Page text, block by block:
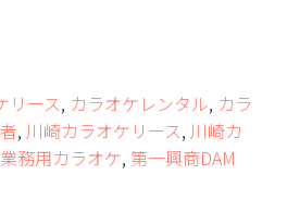
リース, カラオケレンタル, カラ
, 川崎カラオケリース, 川崎カ
業務用カラオケ, 第一興商DAM